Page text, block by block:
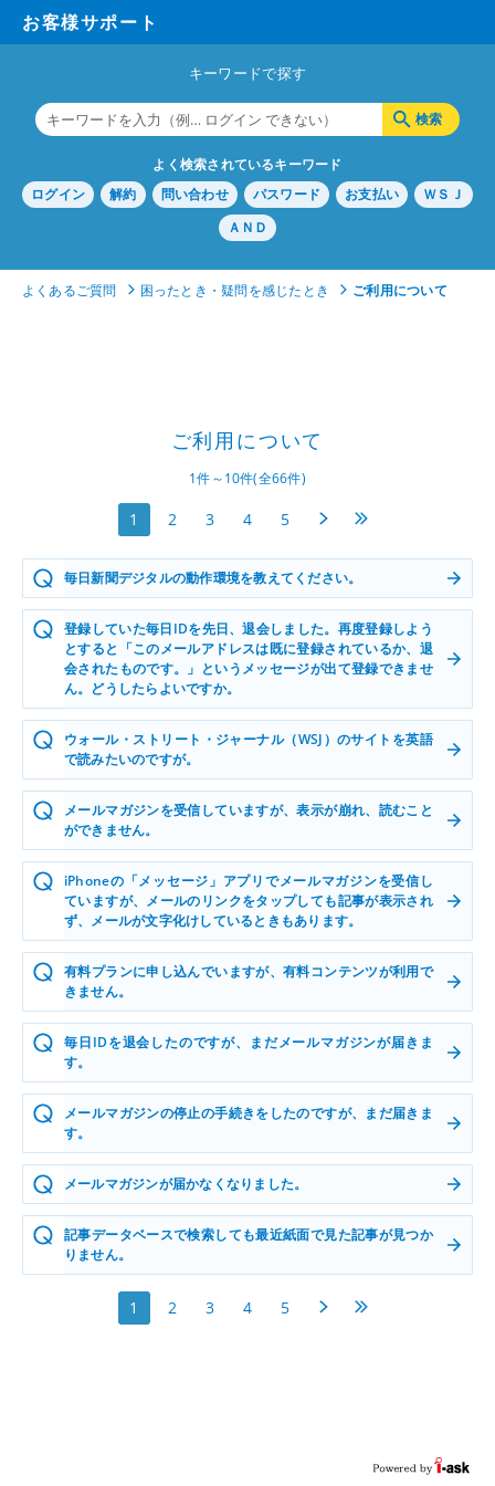
お客様サポート
キーワードで探す
よく検索されているキーワード
ログイン 解約 問い合わせ パスワード お支払い
ＷＳＪ
ＡＮＤ
よくあるご質問 困ったとき・疑問を感じたとき ご利用について
ご利用について
1件～10件(全66件)
1 2 3 4 5 次へ
毎日新聞デジタルの動作環境を教えてください。
登録していた毎日IDを先日、退会しました。再度登録しよう
とすると「このメールアドレスは既に登録されているか、退
会されたものです。」というメッセージが出て登録できませ
ん。どうしたらよいですか。
ウォール・ストリート・ジャーナル（WSJ）のサイトを英語
で読みたいのですが。
メールマガジンを受信していますが、表示が崩れ、読むこと
ができません。
iPhoneの「メッセージ」アプリでメールマガジンを受信し
ていますが、メールのリンクをタップしても記事が表示され
ず、メールが文字化けしているときもあります。
有料プランに申し込んでいますが、有料コンテンツが利用で
きません。
毎日IDを退会したのですが、まだメールマガジンが届きま
す。
メールマガジンの停止の手続きをしたのですが、まだ届きま
す。
メールマガジンが届かなくなりました。
記事データベースで検索しても最近紙面で見た記事が見つか
りません。
1 2 3 4 5 次へ